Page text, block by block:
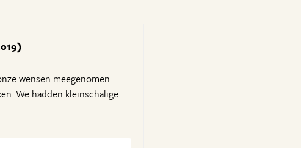
wensen meegenomen.
We hadden kleinschalige